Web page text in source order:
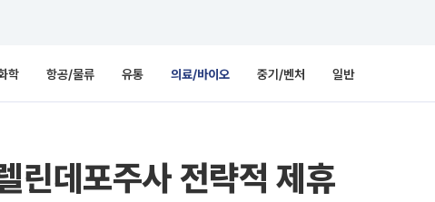
학 항공/물류 유통 의료/바이오 중기/벤처 일반
린데포주사 전략적 제휴